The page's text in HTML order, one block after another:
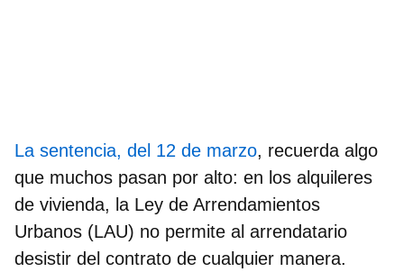
La sentencia, del 12 de marzo, recuerda algo
que muchos pasan por alto: en los alquileres
de vivienda, la Ley de Arrendamientos
Urbanos (LAU) no permite al arrendatario
desistir del contrato de cualquier manera.